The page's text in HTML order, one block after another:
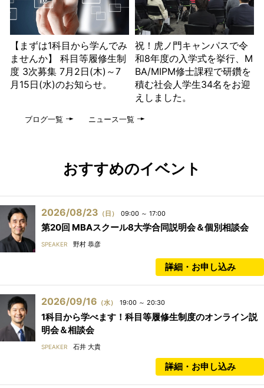
【まずは1科目から学んでみ
ませんか】 科目等履修生制
度 3次募集 7月2日(木)～7
月15日(水)のお知らせ。
祝！虎ノ門キャンパスで令
和8年度の入学式を挙行、M
BA/MIPM修士課程で研鑽を
積む社会人学生34名をお迎
えしました。
ブログ一覧 ニュース一覧
おすすめのイベント
2026/08/23 （日） 09:00 ～ 17:00
第20回 MBAスクール8大学合同説明会＆個別相談会
SPEAKER 野村 恭彦
詳細・お申し込み
2026/09/16 （水） 19:00 ～ 20:30
1科目から学べます！科目等履修生制度のオンライン説
明会＆相談会
SPEAKER 石井 大貴
詳細・お申し込み